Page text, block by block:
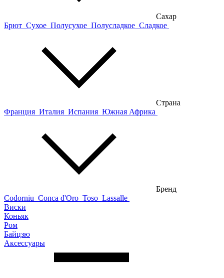
Сахар
Брют Сухое Полусухое Полусладкое Сладкое
Страна
Франция Италия Испания Южная Африка
Бренд
Codorniu Conca d'Oro Toso Lassalle
Виски
Коньяк
Ром
Байцзю
Аксессуары